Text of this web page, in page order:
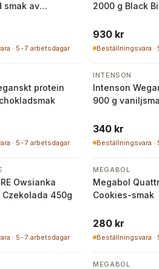
smak av
· 5-7 arbetsdagar
2000 g Black
930 kr
Beställningsvara
protein
· 5-7 arbetsdagar
INTENSON
Intenson
900 g
340 kr
Beställningsvara
Owsianka
450g
· 5-7 arbetsdagar
MEGABOL
Megabol
Cookies-smak
280 kr
Beställningsvara
MEGABOL